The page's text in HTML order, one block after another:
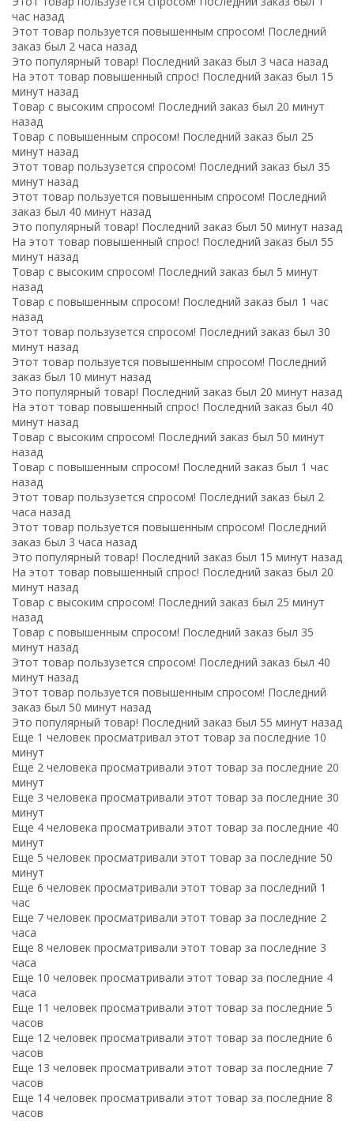
час назад
Этот товар пользуется повышенным спросом! Последний
заказ был 2 часа назад
Это популярный товар! Последний заказ был 3 часа назад
На этот товар повышенный спрос! Последний заказ был 15
минут назад
Товар с высоким спросом! Последний заказ был 20 минут
назад
Товар с повышенным спросом! Последний заказ был 25
минут назад
Этот товар пользузется спросом! Последний заказ был 35
минут назад
Этот товар пользуется повышенным спросом! Последний
заказ был 40 минут назад
Это популярный товар! Последний заказ был 50 минут назад
На этот товар повышенный спрос! Последний заказ был 55
минут назад
Товар с высоким спросом! Последний заказ был 5 минут
назад
Товар с повышенным спросом! Последний заказ был 1 час
назад
Этот товар пользузется спросом! Последний заказ был 30
минут назад
Этот товар пользуется повышенным спросом! Последний
заказ был 10 минут назад
Это популярный товар! Последний заказ был 20 минут назад
На этот товар повышенный спрос! Последний заказ был 40
минут назад
Товар с высоким спросом! Последний заказ был 50 минут
назад
Товар с повышенным спросом! Последний заказ был 1 час
назад
Этот товар пользузется спросом! Последний заказ был 2
часа назад
Этот товар пользуется повышенным спросом! Последний
заказ был 3 часа назад
Это популярный товар! Последний заказ был 15 минут назад
На этот товар повышенный спрос! Последний заказ был 20
минут назад
Товар с высоким спросом! Последний заказ был 25 минут
назад
Товар с повышенным спросом! Последний заказ был 35
минут назад
Этот товар пользузется спросом! Последний заказ был 40
минут назад
Этот товар пользуется повышенным спросом! Последний
заказ был 50 минут назад
Это популярный товар! Последний заказ был 55 минут назад
Еще 1 человек просматривал этот товар за последние 10
минут
Еще 2 человека просматривали этот товар за последние 20
минут
Еще 3 человека просматривали этот товар за последние 30
минут
Еще 4 человека просматривали этот товар за последние 40
минут
Еще 5 человек просматривали этот товар за последние 50
минут
Еще 6 человек просматривали этот товар за последний 1
час
Еще 7 человек просматривали этот товар за последние 2
часа
Еще 8 человек просматривали этот товар за последние 3
часа
Еще 10 человек просматривали этот товар за последние 4
часа
Еще 11 человек просматривали этот товар за последние 5
часов
Еще 12 человек просматривали этот товар за последние 6
часов
Еще 13 человек просматривали этот товар за последние 7
часов
Еще 14 человек просматривали этот товар за последние 8
часов